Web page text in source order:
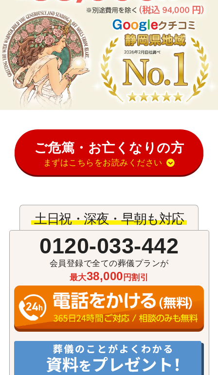
ご危篤・お亡くなりの方
まずはこちらをお読みください
土日祝・深夜・早朝も対応
0120-033-442
会員登録で全ての葬儀プランが
最大38,000 円割引